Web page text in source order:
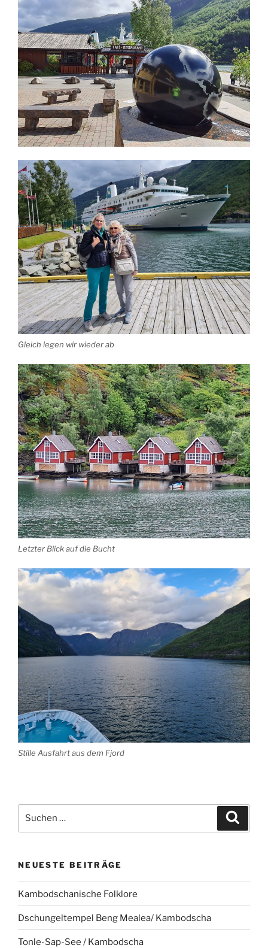
Gleich legen wir wieder ab
Letzter Blick auf die Bucht
Stille Ausfahrt aus dem Fjord
nach:
NEUESTE BEITRÄGE
Kambodschanische Folklore
Dschungeltempel Beng Mealea/ Kambodscha
Tonle-Sap-See / Kambodscha